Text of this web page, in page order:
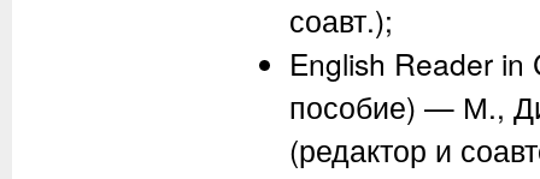
соавт.);
English Reader in
пособие) — М.,
(редактор и